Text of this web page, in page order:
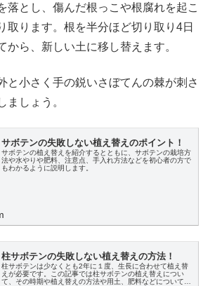
落とし、傷んだ根っこや根腐れを起こ
取ります。根を半分ほど切り取り4日
から、新しい土に移し替えます。
と小さく手の鋭いさぼてんの棘が刺さ
ましょう。
サボテンの失敗しない植え替えのポイント！
サボテンの植え替えを紹介するとともに、サボテンの栽培方
法や水やりや肥料、注意点、手入れ方法などを初心者の方で
もわかるように説明します。
柱サボテンの失敗しない植え替えの方法！
柱サボテンは少なくとも2年に１度、生長に合わせて植え替
えが必要です。この記事では柱サボテンの植え替えについ
て、その時期や植え替えの方法や用土、肥料などについてわ